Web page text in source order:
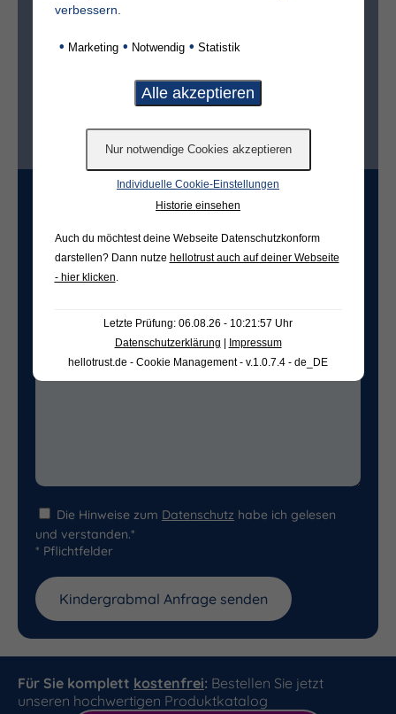
Ist der Friedhof im selben Ort?*
nein
Freifeld für evtl. Anmerkungen
Die Hinweise zum Datenschutz habe ich gelesen
und verstanden.*
* Pflichtfelder
Für Sie komplett kostenfrei: Bestellen Sie jetzt
unseren hochwertigen Produktkatalog
verbessern.
• Marketing • Notwendig • Statistik
Individuelle Cookie-Einstellungen
Historie einsehen
Auch du möchtest deine Webseite Datenschutzkonform
darstellen? Dann nutze hellotrust auch auf deiner Webseite
- hier klicken
Letzte Prüfung: 06.08.26 - 10:21:57 Uhr
Datenschutzerklärung | Impressum
hellotrust.de - Cookie Management - v.1.0.7.4 - de_DE